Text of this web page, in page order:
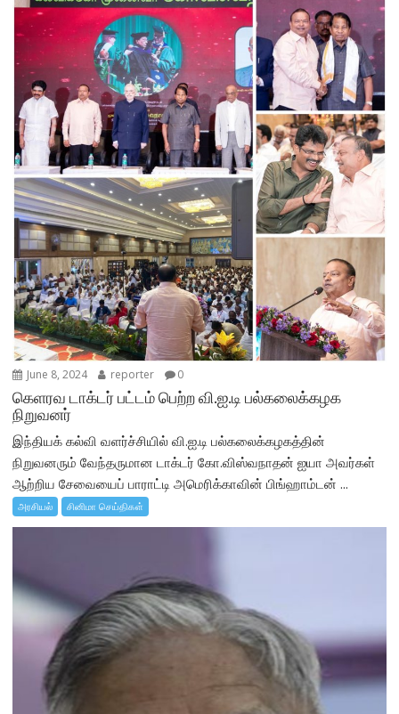
June 8, 2024 reporter 0
கெளரவ டாக்டர் பட்டம் பெற்ற வி.ஐ.டி பல்கலைக்கழக
நிறுவனர்
இந்தியக் கல்வி வளர்ச்சியில் வி.ஐ.டி பல்கலைக்கழகத்தின்
நிறுவனரும் வேந்தருமான டாக்டர் கோ.விஸ்வநாதன் ஐயா அவர்கள்
ஆற்றிய சேவையைப் பாராட்டி அமெரிக்காவின் பிங்ஹாம்டன் ...
அரசியல் சினிமா செய்திகள்